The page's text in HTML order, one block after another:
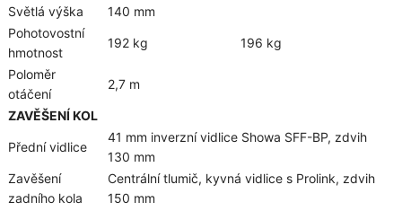
Světlá výška
140 mm
Pohotovostní
hmotnost
192 kg 196 kg
Poloměr
otáčení
2,7 m
ZAVĚŠENÍ KOL
Přední vidlice
41 mm inverzní vidlice Showa SFF-BP, zdvih
130 mm
Zavěšení
zadního kola
Centrální tlumič, kyvná vidlice s Prolink, zdvih
150 mm